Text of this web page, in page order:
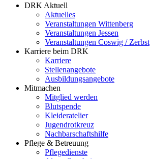
DRK Aktuell
Aktuelles
Veranstaltungen Wittenberg
Veranstaltungen Jessen
Veranstaltungen Coswig / Zerbst
Karriere beim DRK
Karriere
Stellenangebote
Ausbildungsangebote
Mitmachen
Mitglied werden
Blutspende
Kleideratelier
Jugendrotkreuz
Nachbarschaftshilfe
Pflege & Betreuung
Pflegedienste